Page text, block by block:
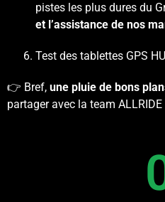
pistes les plus dures du
et l’assistance de nos
Test des tablettes GPS
👉 Bref, une pluie de bons
partager avec la team ALLRIDE